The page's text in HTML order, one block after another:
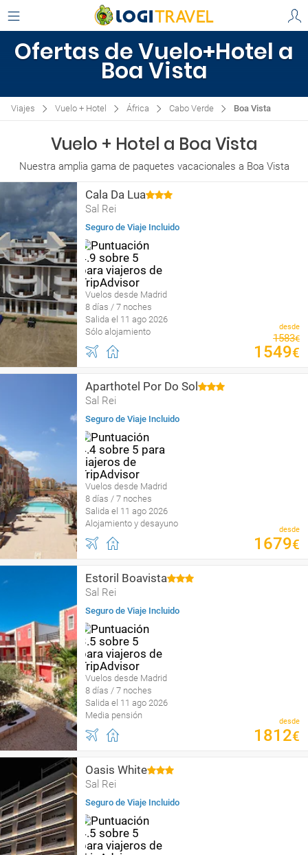
Ofertas de Vuelo+Hotel a
Boa Vista
Viajes Vuelo + Hotel África Cabo Verde Boa Vista
Vuelo + Hotel a Boa Vista
Nuestra amplia gama de paquetes vacacionales a Boa Vista
Cala Da Lua
Sal Rei
Seguro de Viaje Incluido
Vuelos desde Madrid
8 días / 7 noches
Salida el 11 ago 2026
Sólo alojamiento
desde
1583€
1549€
Aparthotel Por Do Sol
Sal Rei
Seguro de Viaje Incluido
Vuelos desde Madrid
8 días / 7 noches
Salida el 11 ago 2026
Alojamiento y desayuno
desde
1679€
Estoril Boavista
Sal Rei
Seguro de Viaje Incluido
Vuelos desde Madrid
8 días / 7 noches
Salida el 11 ago 2026
Media pensión
desde
1812€
Oasis White
Sal Rei
Seguro de Viaje Incluido